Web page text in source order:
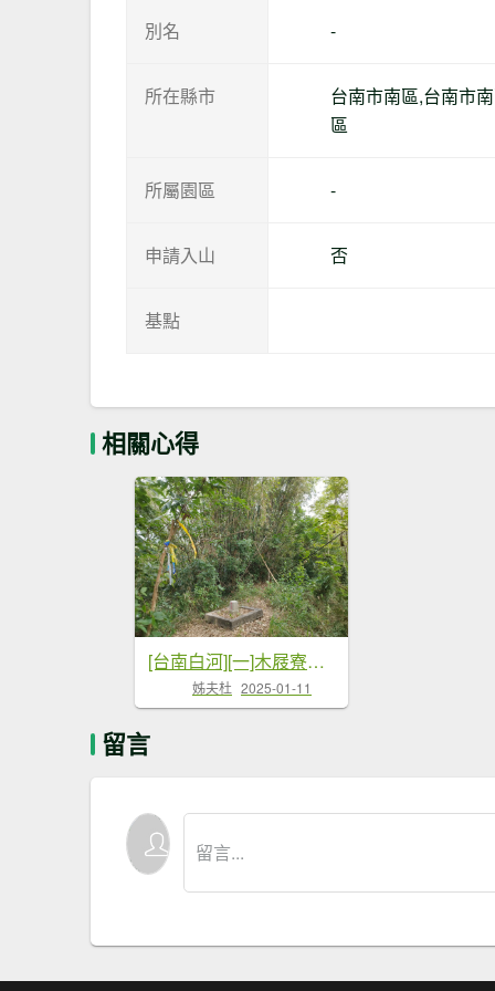
別名 -
所在縣市
台南市南區,台南市
區
所屬園區 -
申請入山 否
基點
相關心得
[台南白河][一]木屐寮、仙草埔山...
姊夫杜 2025-01-11
留言